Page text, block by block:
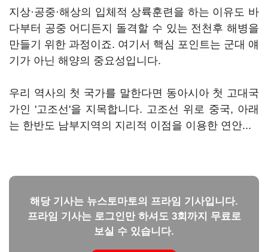
지상·공중·해상의 입체적 상륙훈련을 하는 이유도 바
다부터 공중 어디든지 돌격할 수 있는 전천후 해병을
만들기 위한 과정이죠. 여기서 핵심 포인트는 군대 얘
기가 아닌 해양의 중요성입니다.
우리 역사의 첫 국가를 말한다면 동아시아 첫 고대국
가인 '고조선'을 지목합니다. 고조선 위로 중국, 아래
는 한반도 남부지역의 지리적 이점을 이용한 연안...
해당 기사는 뉴스토마토의 프라임 기사입니다.
프라임 기사는 로그인만 하셔도 3회까지 무료로
보실 수 있습니다.